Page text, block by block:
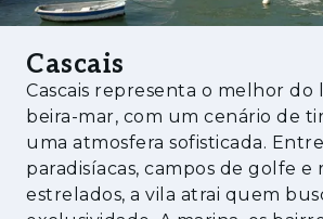
elegância e modernidade, num
mais prestigiados da Linha.
Cascais
Cascais representa o melhor do
beira-mar, com um cenário de
uma atmosfera sofisticada.
paradisíacas, campos de golfe e
estrelados, a vila atrai quem